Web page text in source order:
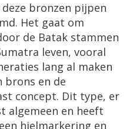
bronzen pijpen
Het gaat om
de Batak stammen
leven, vooral
lang al maken
brons en de
concept. Dit type, er
algemeen en heeft
hielmarkering en